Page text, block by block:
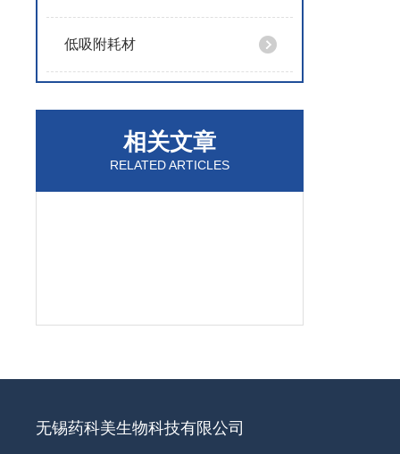
低吸附耗材
相关文章
RELATED ARTICLES
无锡药科美生物科技有限公司